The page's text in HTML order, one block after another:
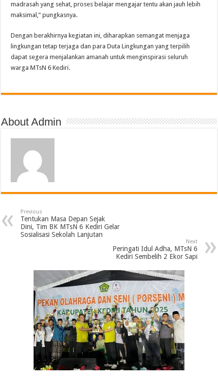
madrasah yang sehat, proses belajar mengajar tentu akan jauh lebih
maksimal,” pungkasnya.
Dengan berakhirnya kegiatan ini, diharapkan semangat menjaga
lingkungan tetap terjaga dan para Duta Lingkungan yang terpilih
dapat segera menjalankan amanah untuk menginspirasi seluruh
warga MTsN 6 Kediri.
About Admin
Previous
Tentukan Masa Depan Sejak
Dini, Tim BK MTsN 6 Kediri Gelar
Sosialisasi Sekolah Lanjutan
Next
Peringati Idul Adha, MTsN 6
Kediri Sembelih 2 Ekor Sapi